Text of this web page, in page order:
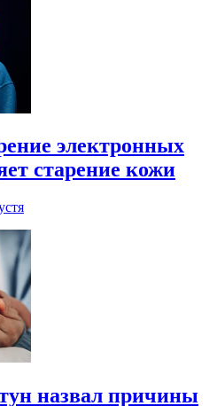
электронных
старение кожи
назвал причины